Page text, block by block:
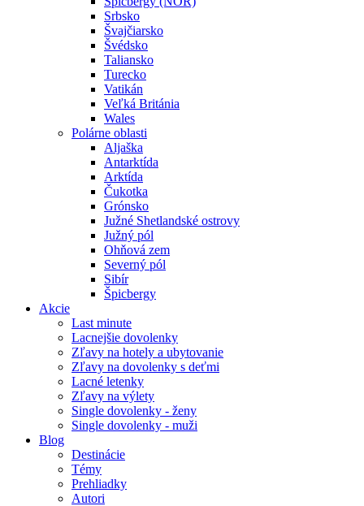
Srbsko
Švajčiarsko
Švédsko
Taliansko
Turecko
Vatikán
Veľká Británia
Wales
Polárne oblasti
Aljaška
Antarktída
Arktída
Čukotka
Grónsko
Južné Shetlandské ostrovy
Južný pól
Ohňová zem
Severný pól
Sibír
Špicbergy
Akcie
Last minute
Lacnejšie dovolenky
Zľavy na hotely a ubytovanie
Zľavy na dovolenky s deťmi
Lacné letenky
Zľavy na výlety
Single dovolenky - ženy
Single dovolenky - muži
Blog
Destinácie
Témy
Prehliadky
Autori